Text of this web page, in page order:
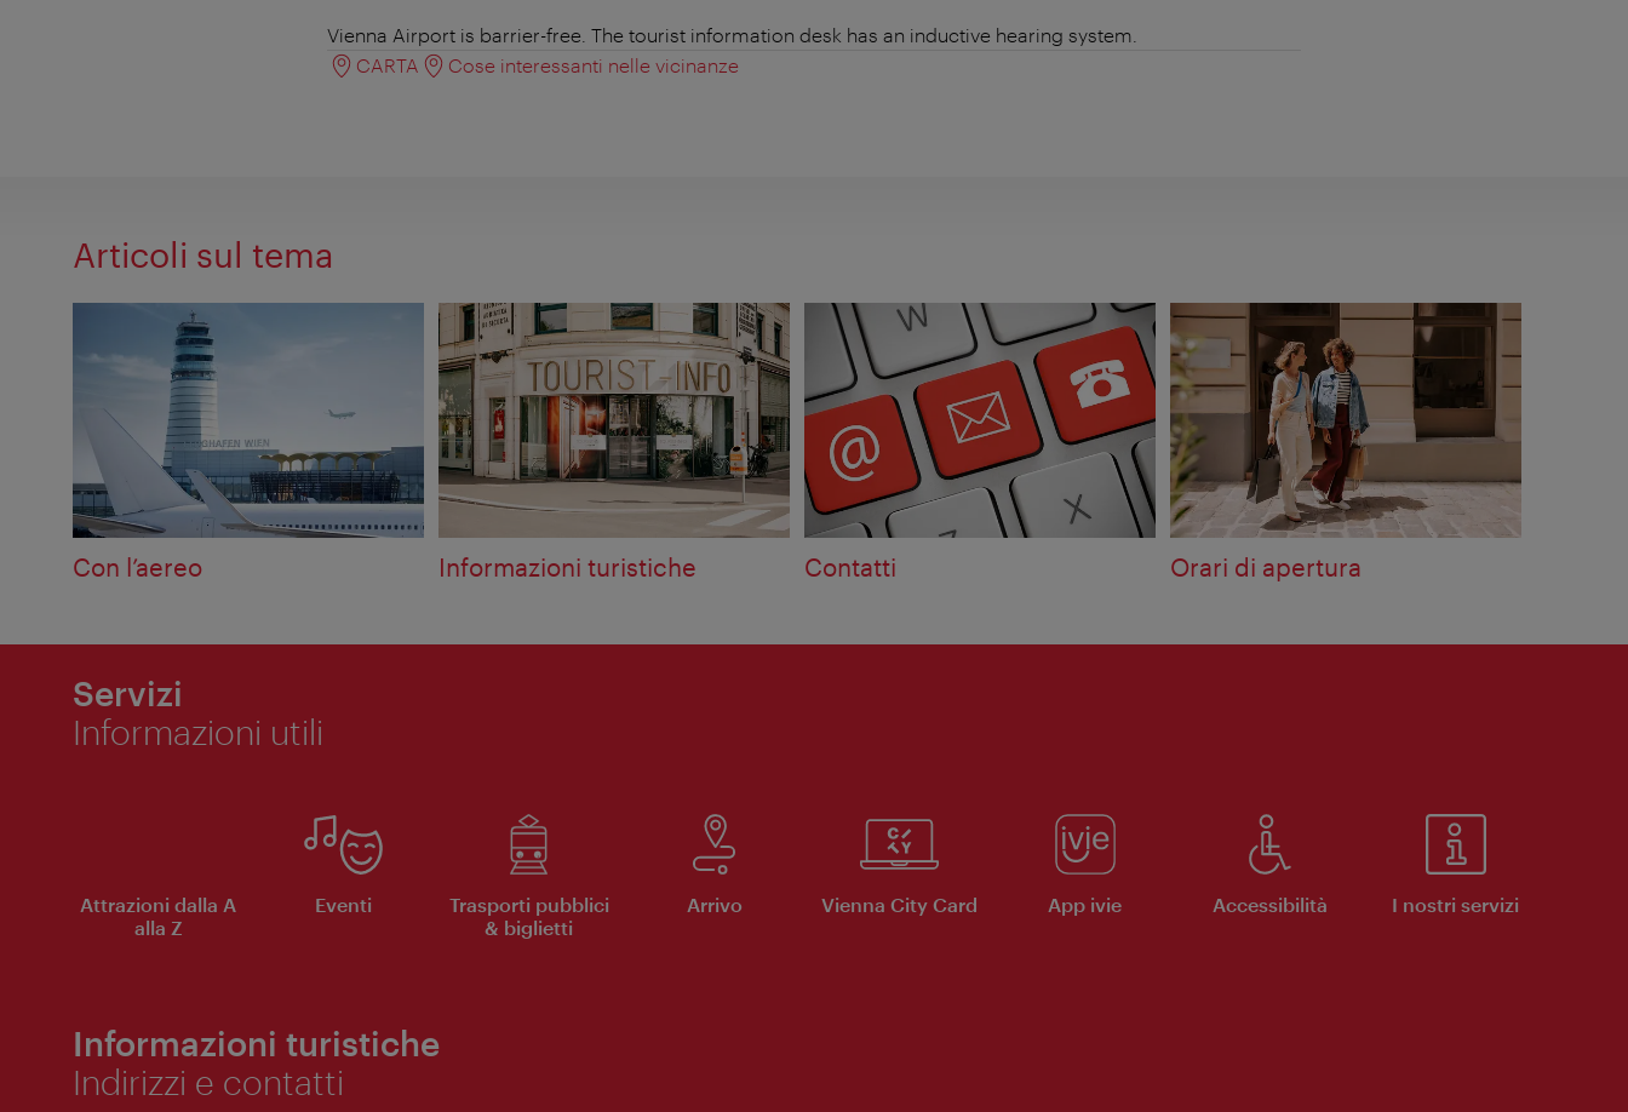
Vienna Airport is barrier-free. The tourist information desk has an inductive hearing system.
CARTA
Cose interessanti nelle vicinanze
Articoli sul tema
Con l’aereo Informazioni turistiche Contatti Orari di apertura
Servizi
Informazioni utili
Attrazioni dalla A
alla Z
Eventi
Trasporti pubblici
& biglietti
Arrivo Vienna City Card App ivie Accessibilità I nostri servizi
Informazioni turistiche
Indirizzi e contatti